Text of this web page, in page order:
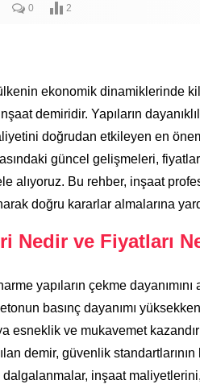
0 2
ekonomik dinamiklerinde
demiridir. Yapıların
doğrudan etkileyen en
güncel gelişmeleri,
alıyoruz. Bu rehber, inşaat
doğru kararlar almalarına
Nedir ve Fiyatları
yapıların çekme
basınç dayanımı
esneklik ve mukavemet
demir, güvenlik
inşaat